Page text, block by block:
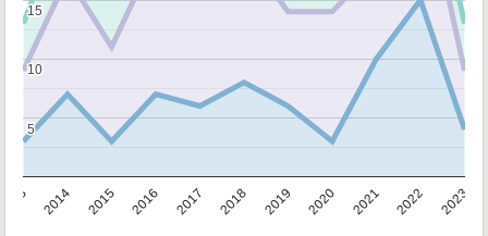
2014 2015 2016 2017 2018 2019 2020 2021 2022 2023
5
5
10
10
15
15